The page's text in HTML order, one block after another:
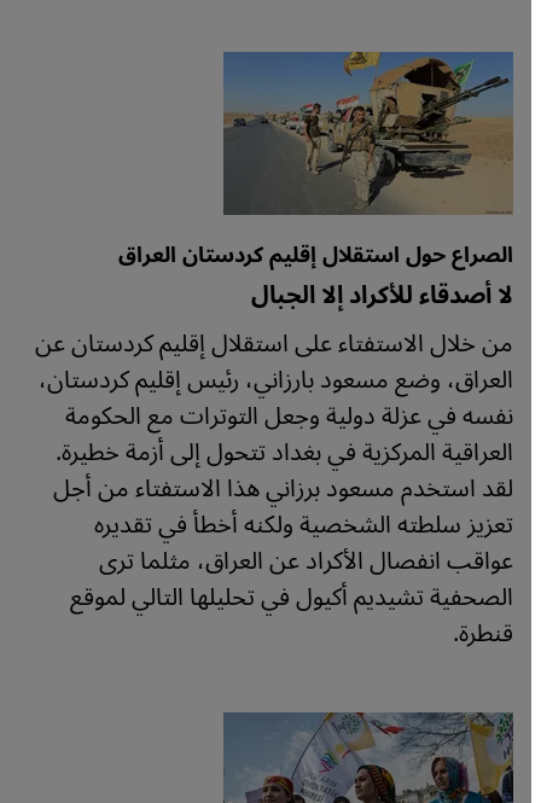
الصراع حول استقلال إقليم كردستان العراق
لا أصدقاء للأكراد إلا الجبال
من خلال الاستفتاء على استقلال إقليم كردستان عن
العراق، وضع مسعود بارزاني، رئيس إقليم كردستان،
نفسه في عزلة دولية وجعل التوترات مع الحكومة
العراقية المركزية في بغداد تتحول إلى أزمة خطيرة.
لقد استخدم مسعود برزاني هذا الاستفتاء من أجل
تعزيز سلطته الشخصية ولكنه أخطأ في تقديره
عواقب انفصال الأكراد عن العراق، مثلما ترى
الصحفية تشيديم أكيول في تحليلها التالي لموقع
قنطرة.